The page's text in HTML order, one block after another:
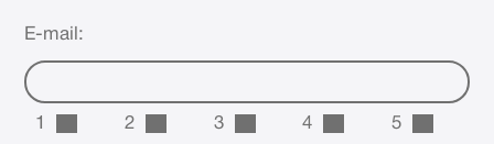
E-mail:
1 2 3 4 5